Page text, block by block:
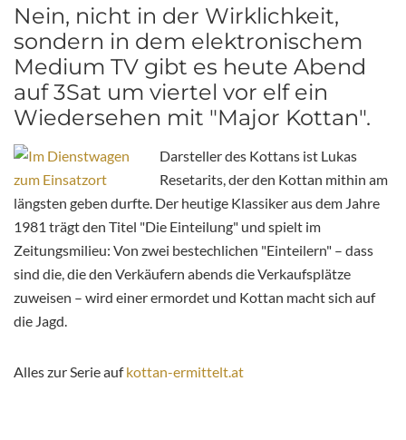
Nein, nicht in der Wirklichkeit,
sondern in dem elektronischem
Medium TV gibt es heute Abend
auf 3Sat um viertel vor elf ein
Wiedersehen mit "Major Kottan".
Darsteller des Kottans ist Lukas
Resetarits, der den Kottan mithin am
längsten geben durfte. Der heutige Klassiker aus dem Jahre
1981 trägt den Titel "Die Einteilung" und spielt im
Zeitungsmilieu: Von zwei bestechlichen "Einteilern" – dass
sind die, die den Verkäufern abends die Verkaufsplätze
zuweisen – wird einer ermordet und Kottan macht sich auf
die Jagd.
Alles zur Serie aufkottan-ermittelt.at